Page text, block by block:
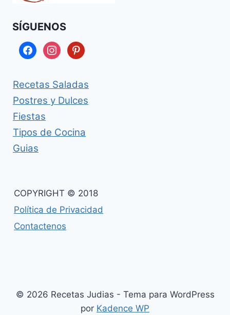
SÍGUENOS
facebookinstagrampinterest
Recetas Saladas
Postres y Dulces
Fiestas
Tipos de Cocina
Guias
COPYRIGHT © 2018
Política de Privacidad
Contactenos
© 2026 Recetas Judias - Tema para WordPress
por Kadence WP